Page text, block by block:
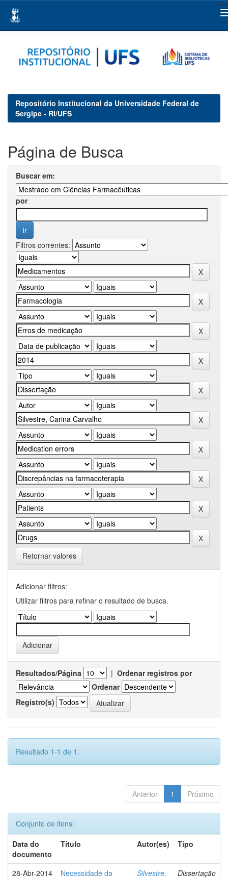
navigation
Repositório Institucional da Universidade Federal de
Sergipe - RI/UFS
Página de Busca
Buscar em:
por
Filtros correntes:
Retornar valores
Adicionar filtros:
Utilizar filtros para refinar o resultado de busca.
Resultados/Página | Ordenar registros por
Ordenar
Registro(s)
Resultado 1-1 de 1.
Anterior 1 Próximo
Conjunto de itens:
Data do
documento
Título Autor(es) Tipo
28-Abr-2014
Necessidade da
Silvestre,
Dissertação